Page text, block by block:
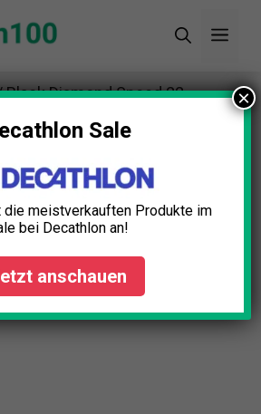
Diamond Speed 22
Sale
die meistverkauften Produkte im
bei Decathlon an!
anschauen
×